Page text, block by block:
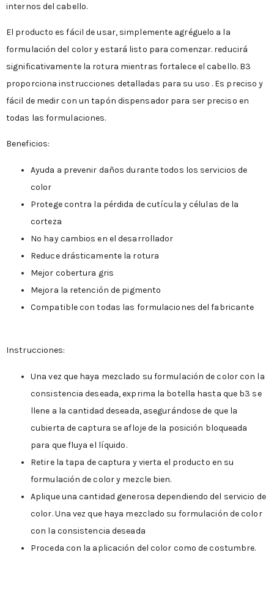
internos del cabello.
El producto es fácil de usar, simplemente agréguelo a la
formulación del color y estará listo para comenzar. reducirá
significativamente la rotura mientras fortalece el cabello. B3
proporciona instrucciones detalladas para su uso . Es preciso y
fácil de medir con un tapón dispensador para ser preciso en
todas las formulaciones.
Beneficios:
Ayuda a prevenir daños durante todos los servicios de
color
Protege contra la pérdida de cutícula y células de la
corteza
No hay cambios en el desarrollador
Reduce drásticamente la rotura
Mejor cobertura gris
Mejora la retención de pigmento
Compatible con todas las formulaciones del fabricante
Instrucciones:
Una vez que haya mezclado su formulación de color con la
consistencia deseada, exprima la botella hasta que b3 se
llene a la cantidad deseada, asegurándose de que la
cubierta de captura se afloje de la posición bloqueada
para que fluya el líquido.
Retire la tapa de captura y vierta el producto en su
formulación de color y mezcle bien.
Aplique una cantidad generosa dependiendo del servicio de
color. Una vez que haya mezclado su formulación de color
con la consistencia deseada
Proceda con la aplicación del color como de costumbre.